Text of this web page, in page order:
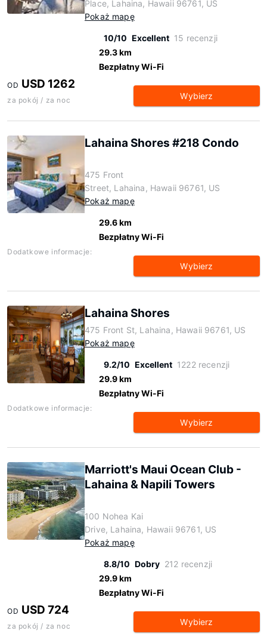
Place, Lahaina, Hawaii 96761, US
Pokaż mapę
10/10 Excellent 15 recenzji
29.3 km
Bezpłatny Wi-Fi
OD USD 1262
za pokój / za noc Wybierz
Lahaina Shores #218 Condo
475 Front
Street, Lahaina, Hawaii 96761, US
Pokaż mapę
29.6 km
Bezpłatny Wi-Fi
Dodatkowe informacje:
Wybierz
Lahaina Shores
475 Front St, Lahaina, Hawaii 96761, US
Pokaż mapę
9.2/10 Excellent 1222 recenzji
29.9 km
Bezpłatny Wi-Fi
Dodatkowe informacje:
Wybierz
Marriott's Maui Ocean Club -
Lahaina & Napili Towers
100 Nohea Kai
Drive, Lahaina, Hawaii 96761, US
Pokaż mapę
8.8/10 Dobry 212 recenzji
29.9 km
Bezpłatny Wi-Fi
OD USD 724
za pokój / za noc Wybierz